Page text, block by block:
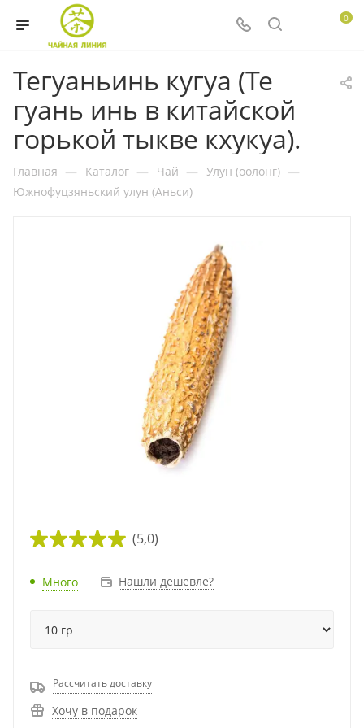
0
Тегуаньинь кугуа (Те
гуань инь в китайской
горькой тыкве кхукуа).
Главная — Каталог — Чай — Улун (оолонг) —
Южнофуцзяньский улун (Аньси)
(5,0)
Много Нашли дешевле?
Рассчитать доставку
Хочу в подарок